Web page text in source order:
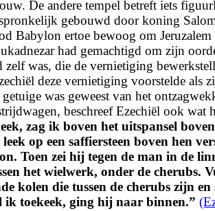
De andere tempel betreft iets
gebouwd door koning
Babylon ertoe bewoog om Jeruzalem
had gemachtigd om zijn
zelf was, die de vernietiging
deze vernietiging voorstelde als
was geweest van het
beschreef Ezechiël ook wat
zag ik boven het uitspansel
op een saffiersteen boven hen
Toen zei hij tegen de man in de
het wielwerk, onder de cherubs.
kolen die tussen de cherubs zijn
ik toekeek, ging hij naar binnen.”